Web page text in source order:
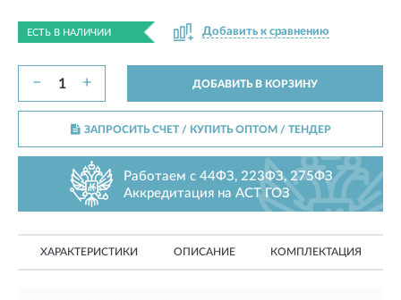
ЕСТЬ В НАЛИЧИИ Добавить к сравнению
− + ДОБАВИТЬ В КОРЗИНУ
ЗАПРОСИТЬ СЧЕТ / КУПИТЬ ОПТОМ/ ТЕНДЕР
Работаем с 44ФЗ, 223ФЗ, 275ФЗ
Аккредитация на АСТ ГОЗ
ХАРАКТЕРИСТИКИ ОПИСАНИЕ КОМПЛЕКТАЦИЯ